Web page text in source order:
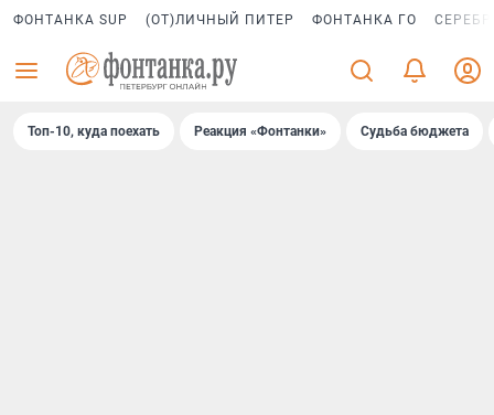
ФОНТАНКА SUP (ОТ)ЛИЧНЫЙ ПИТЕР ФОНТАНКА ГО
Топ-10, куда поехать Реакция «Фонтанки» Судьба бюджета